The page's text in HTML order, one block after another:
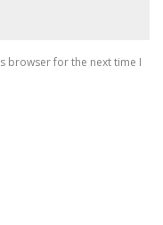
browser for the next time I